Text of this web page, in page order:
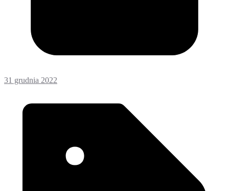
31 grudnia 2022